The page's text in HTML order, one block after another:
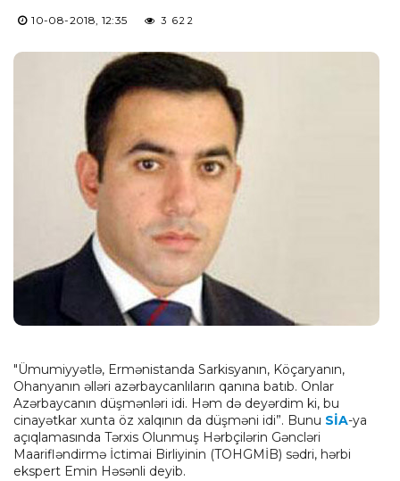
10-08-2018, 12:35 3 622
"Ümumiyyətlə, Ermənistanda Sarkisyanın, Köçaryanın,
Ohanyanın əlləri azərbaycanlıların qanına batıb. Onlar
Azərbaycanın düşmənləri idi. Həm də deyərdim ki, bu
cinayətkar xunta öz xalqının da düşməni idi”. Bunu SİA-ya
açıqlamasında Tərxis Olunmuş Hərbçilərin Gəncləri
Maarifləndirmə İctimai Birliyinin (TOHGMİB) sədri, hərbi
ekspert Emin Həsənli deyib.